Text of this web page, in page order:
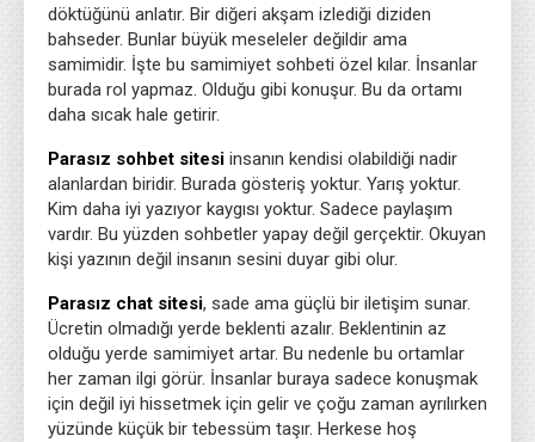
döktüğünü anlatır. Bir diğeri akşam izlediği diziden
bahseder. Bunlar büyük meseleler değildir ama
samimidir. İşte bu samimiyet sohbeti özel kılar. İnsanlar
burada rol yapmaz. Olduğu gibi konuşur. Bu da ortamı
daha sıcak hale getirir.
Parasız sohbet sitesi insanın kendisi olabildiği nadir
alanlardan biridir. Burada gösteriş yoktur. Yarış yoktur.
Kim daha iyi yazıyor kaygısı yoktur. Sadece paylaşım
vardır. Bu yüzden sohbetler yapay değil gerçektir. Okuyan
kişi yazının değil insanın sesini duyar gibi olur.
Parasız chat sitesi, sade ama güçlü bir iletişim sunar.
Ücretin olmadığı yerde beklenti azalır. Beklentinin az
olduğu yerde samimiyet artar. Bu nedenle bu ortamlar
her zaman ilgi görür. İnsanlar buraya sadece konuşmak
için değil iyi hissetmek için gelir ve çoğu zaman ayrılırken
yüzünde küçük bir tebessüm taşır. Herkese hoş